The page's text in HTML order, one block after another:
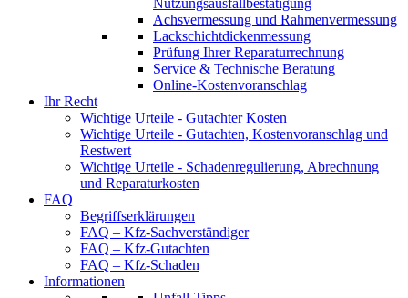
Nutzungsausfallbestätigung
Achsvermessung und Rahmenvermessung
Lackschichtdickenmessung
Prüfung Ihrer Reparaturrechnung
Service & Technische Beratung
Online-Kostenvoranschlag
Ihr Recht
Wichtige Urteile - Gutachter Kosten
Wichtige Urteile - Gutachten, Kostenvoranschlag und
Restwert
Wichtige Urteile - Schadenregulierung, Abrechnung
und Reparaturkosten
FAQ
Begriffserklärungen
FAQ – Kfz-Sachverständiger
FAQ – Kfz-Gutachten
FAQ – Kfz-Schaden
Informationen